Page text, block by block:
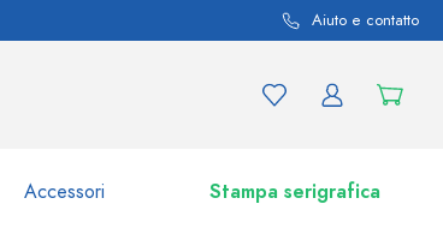
Aiuto e contatto
Accessori Stampa serigrafica